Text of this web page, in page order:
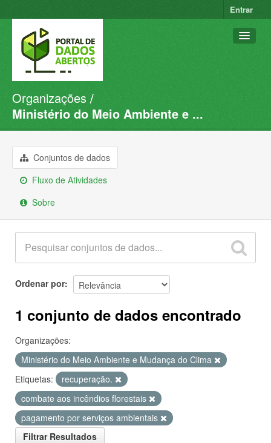
Entrar
Conjuntos de dados
Organizações
Sobre
Organizações
Ministério do Meio Ambiente e ...
Conjuntos de dados
Fluxo de Atividades
Sobre
Ordenar por
1 conjunto de dados encontrado
Organizações:
Ministério do Meio Ambiente e Mudança do Clima
Etiquetas:
recuperação.
combate aos incêndios florestais
pagamento por serviços ambientais
Filtrar Resultados